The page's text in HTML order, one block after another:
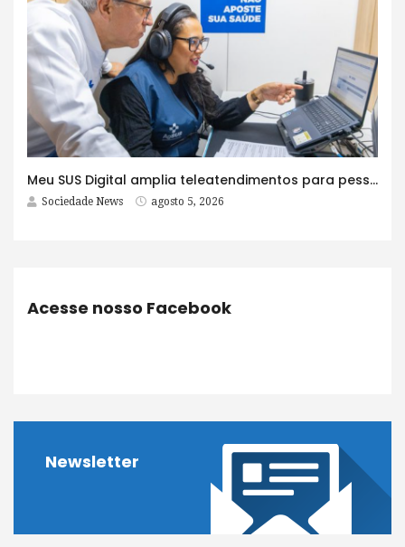
Meu SUS Digital amplia teleatendimentos para pessoas com problemas com jogos e apostas
Sociedade News agosto 5, 2026
Acesse nosso Facebook
Newsletter